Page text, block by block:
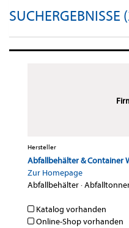
SUCHERGEBNISSE
Hersteller
Abfallbehälter & Container
Zur Homepage
Abfallbehälter·
Katalog vorhanden
Online-Shop vorhanden